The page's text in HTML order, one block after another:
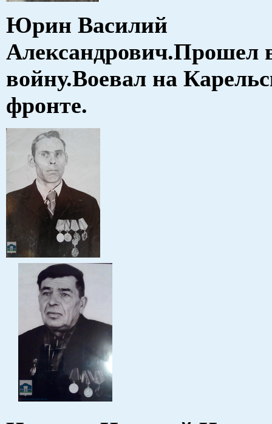
Юрин Василий
Александрович.Прошел
войну.Воевал на
фронте.